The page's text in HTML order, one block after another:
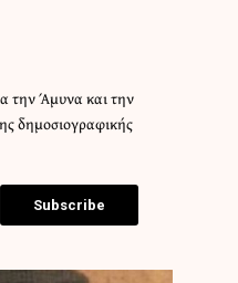
την Άμυνα και την
δημοσιογραφικής
Subscribe